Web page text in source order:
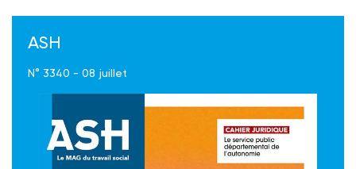
ASH
N° 3340 - 08 juillet